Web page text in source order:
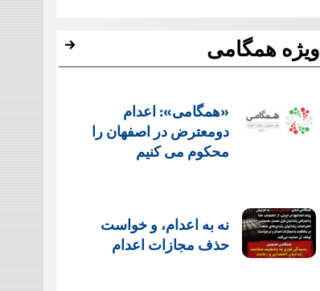
ویژه همگامی
«همگامی»: اعدام
دومعترض در اصفهان را
محکوم می کنیم
نه به اعدام، و خواست
حذف مجازات اعدام